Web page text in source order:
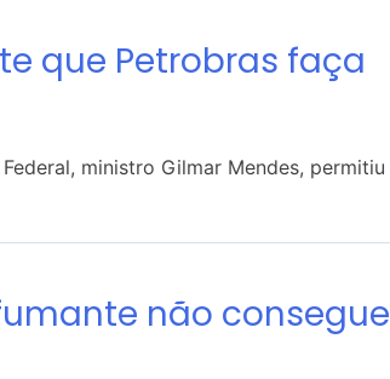
que Petrobras faça
ministro Gilmar Mendes, permitiu
não consegue